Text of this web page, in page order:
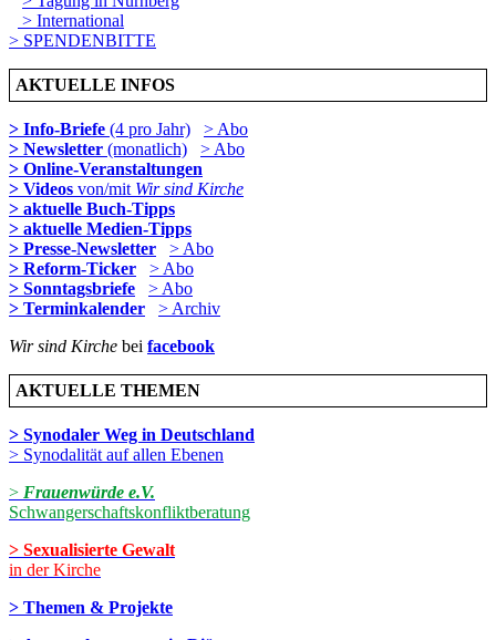
> International
> SPENDENBITTE
AKTUELLE INFOS
> Info-Briefe (4 pro Jahr)
> Abo
> Newsletter (monatlich)
> Abo
> Online-Veranstaltungen
> Videos von/mit Wir sind Kirche
> aktuelle Buch-Tipps
> aktuelle Medien-Tipps
> Presse-Newsletter
> Abo
> Reform-Ticker
> Abo
> Sonntagsbriefe
> Abo
> Terminkalender
> Archiv
Wir sind Kirche bei facebook
AKTUELLE THEMEN
> Synodaler Weg in Deutschland
> Synodalität auf allen Ebenen
> Frauenwürde e.V.
Schwangerschaftskonfliktberatung
> Sexualisierte Gewalt
in der Kirche
> Themen & Projekte